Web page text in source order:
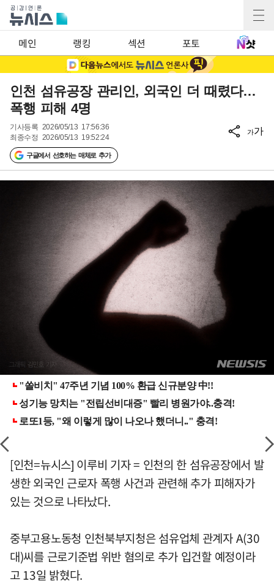
메인 랭킹 섹션 포토
인천 섬유공장 관리인, 외국인 더 때렸다…
폭행 피해 4명
기사등록 2026/05/13 17:56:36
최종수정 2026/05/13 19:52:24
구글에서 선호하는 매체로 추가
가가
[인천=뉴시스] 이루비 기자 = 인천의 한 섬유공장에서 발
생한 외국인 근로자 폭행 사건과 관련해 추가 피해자가
있는 것으로 나타났다.
중부고용노동청 인천북부지청은 섬유업체 관계자 A(30
대)씨를 근로기준법 위반 혐의로 추가 입건할 예정이라
고 13일 밝혔다.